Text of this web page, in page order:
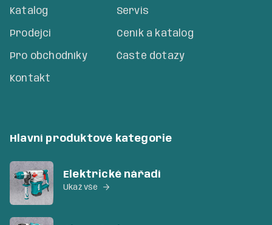
Katalog
Prodejci
Pro obchodníky
Kontakt
Servis
Ceník a katalog
Časté dotazy
Hlavní produktové kategorie
Elektrické nářadí
Ukaž vše 